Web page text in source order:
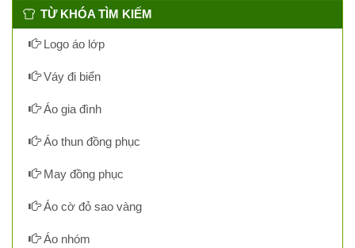
TỪ KHÓA TÌM KIẾM
Logo áo lớp
Váy đi biển
Áo gia đình
Áo thun đồng phục
May đồng phục
Áo cờ đỏ sao vàng
Áo nhóm